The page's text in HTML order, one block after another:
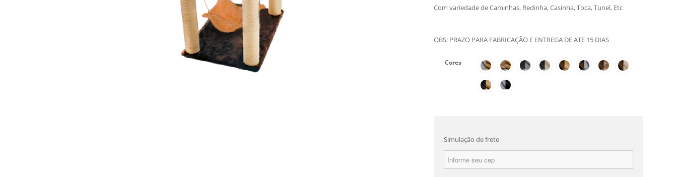
Com variedade de Caminhas, Redinha, Casinha, Toca, Tunel, Etc
OBS: PRAZO PARA FABRICAÇÃO E ENTREGA DE ATE 15 DIAS
Cores
Simulação de frete